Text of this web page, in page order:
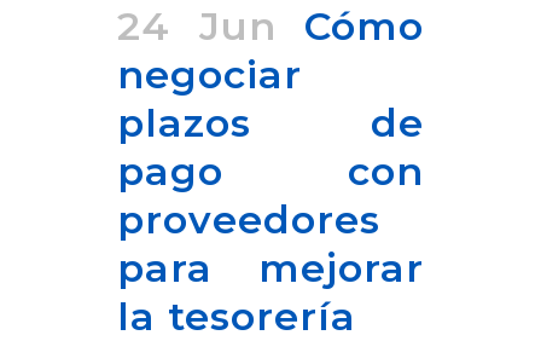
24 Jun
Cómo
negociar
plazos de
pago con
proveedores
para mejorar
la tesorería